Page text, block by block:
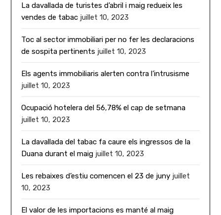
La davallada de turistes d’abril i maig redueix les
vendes de tabac juillet 10, 2023
Toc al sector immobiliari per no fer les declaracions
de sospita pertinents juillet 10, 2023
Els agents immobiliaris alerten contra l’intrusisme
juillet 10, 2023
Ocupació hotelera del 56,78% el cap de setmana
juillet 10, 2023
La davallada del tabac fa caure els ingressos de la
Duana durant el maig juillet 10, 2023
Les rebaixes d’estiu comencen el 23 de juny juillet
10, 2023
El valor de les importacions es manté al maig